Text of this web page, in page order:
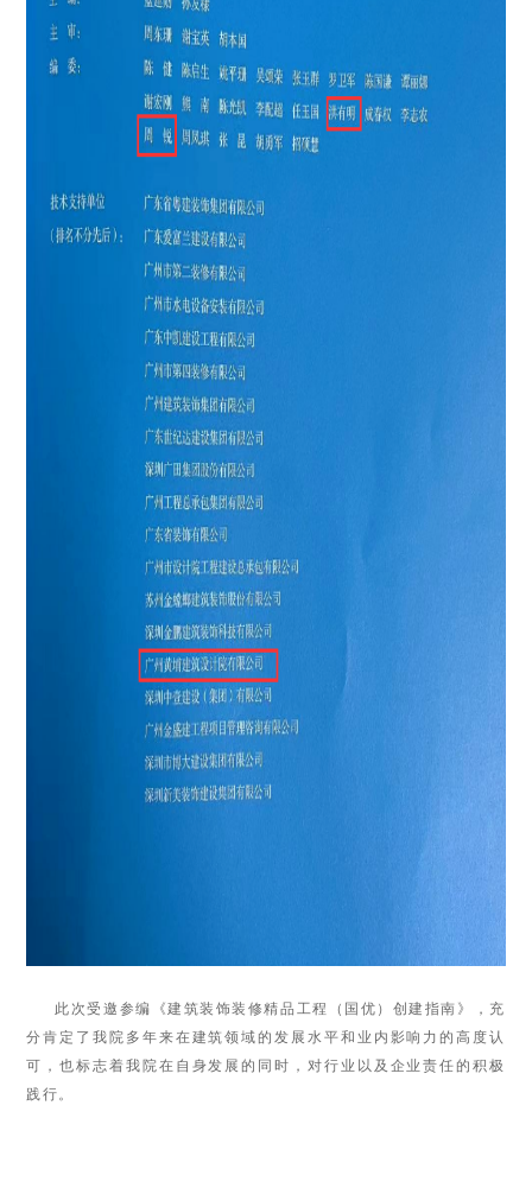
此次受邀参编《建筑装饰装修精品工程（国优）创建指南》，充
分肯定了我院多年来在建筑领域的发展水平和业内影响力的高度认
可，也标志着我院在自身发展的同时，对行业以及企业责任的积极
践行。